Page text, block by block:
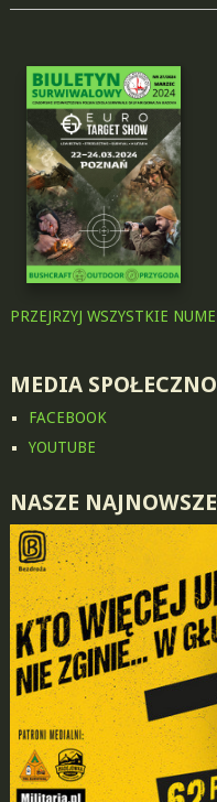
PRZEJRZYJ WSZYSTKIE
MEDIA
FACEBOOK
YOUTUBE
NASZE